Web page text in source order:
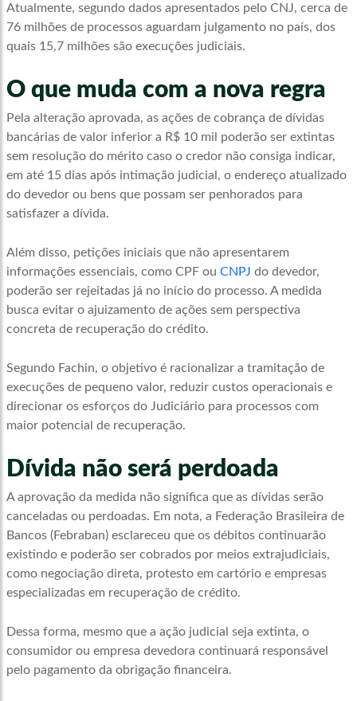
Atualmente, segundo dados apresentados pelo CNJ, cerca de
76 milhões de processos aguardam julgamento no país, dos
quais 15,7 milhões são execuções judiciais.
O que muda com a nova regra
Pela alteração aprovada, as ações de cobrança de dívidas
bancárias de valor inferior a R$ 10 mil poderão ser extintas
sem resolução do mérito caso o credor não consiga indicar,
em até 15 dias após intimação judicial, o endereço atualizado
do devedor ou bens que possam ser penhorados para
satisfazer a dívida.
Além disso, petições iniciais que não apresentarem
informações essenciais, como CPF ou CNPJ do devedor,
poderão ser rejeitadas já no início do processo. A medida
busca evitar o ajuizamento de ações sem perspectiva
concreta de recuperação do crédito.
Segundo Fachin, o objetivo é racionalizar a tramitação de
execuções de pequeno valor, reduzir custos operacionais e
direcionar os esforços do Judiciário para processos com
maior potencial de recuperação.
Dívida não será perdoada
A aprovação da medida não significa que as dívidas serão
canceladas ou perdoadas. Em nota, a Federação Brasileira de
Bancos (Febraban) esclareceu que os débitos continuarão
existindo e poderão ser cobrados por meios extrajudiciais,
como negociação direta, protesto em cartório e empresas
especializadas em recuperação de crédito.
Dessa forma, mesmo que a ação judicial seja extinta, o
consumidor ou empresa devedora continuará responsável
pelo pagamento da obrigação financeira.